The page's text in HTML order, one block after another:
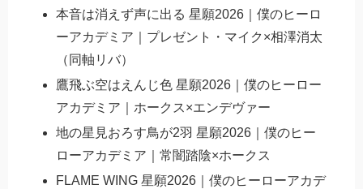
本音は消えず声に出る 星願2026｜僕のヒーロ
ーアカデミア｜プレゼント・マイク×相澤消太
（同軸リバ）
鷹飛ぶ空はえんじ色 星願2026｜僕のヒーロー
アカデミア｜ホークス×エンデヴァー
地の星見おろす鳥が2羽 星願2026｜僕のヒー
ローアカデミア｜常闇踏陰×ホークス
FLAME WING 星願2026｜僕のヒーローアカデ